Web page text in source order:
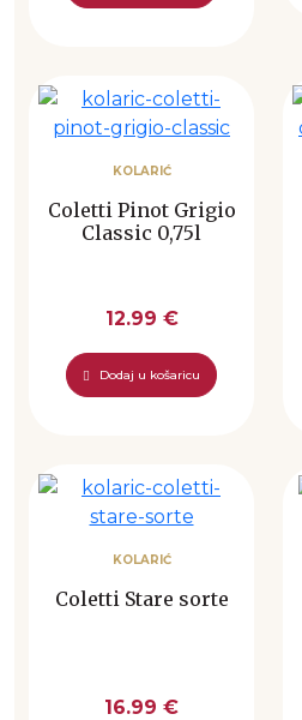
KOLARIĆ
Coletti Pinot Grigio
Classic 0,75l
12.99 €
Dodaj u košaricu
KOLARIĆ
Coletti Stare sorte
16.99 €